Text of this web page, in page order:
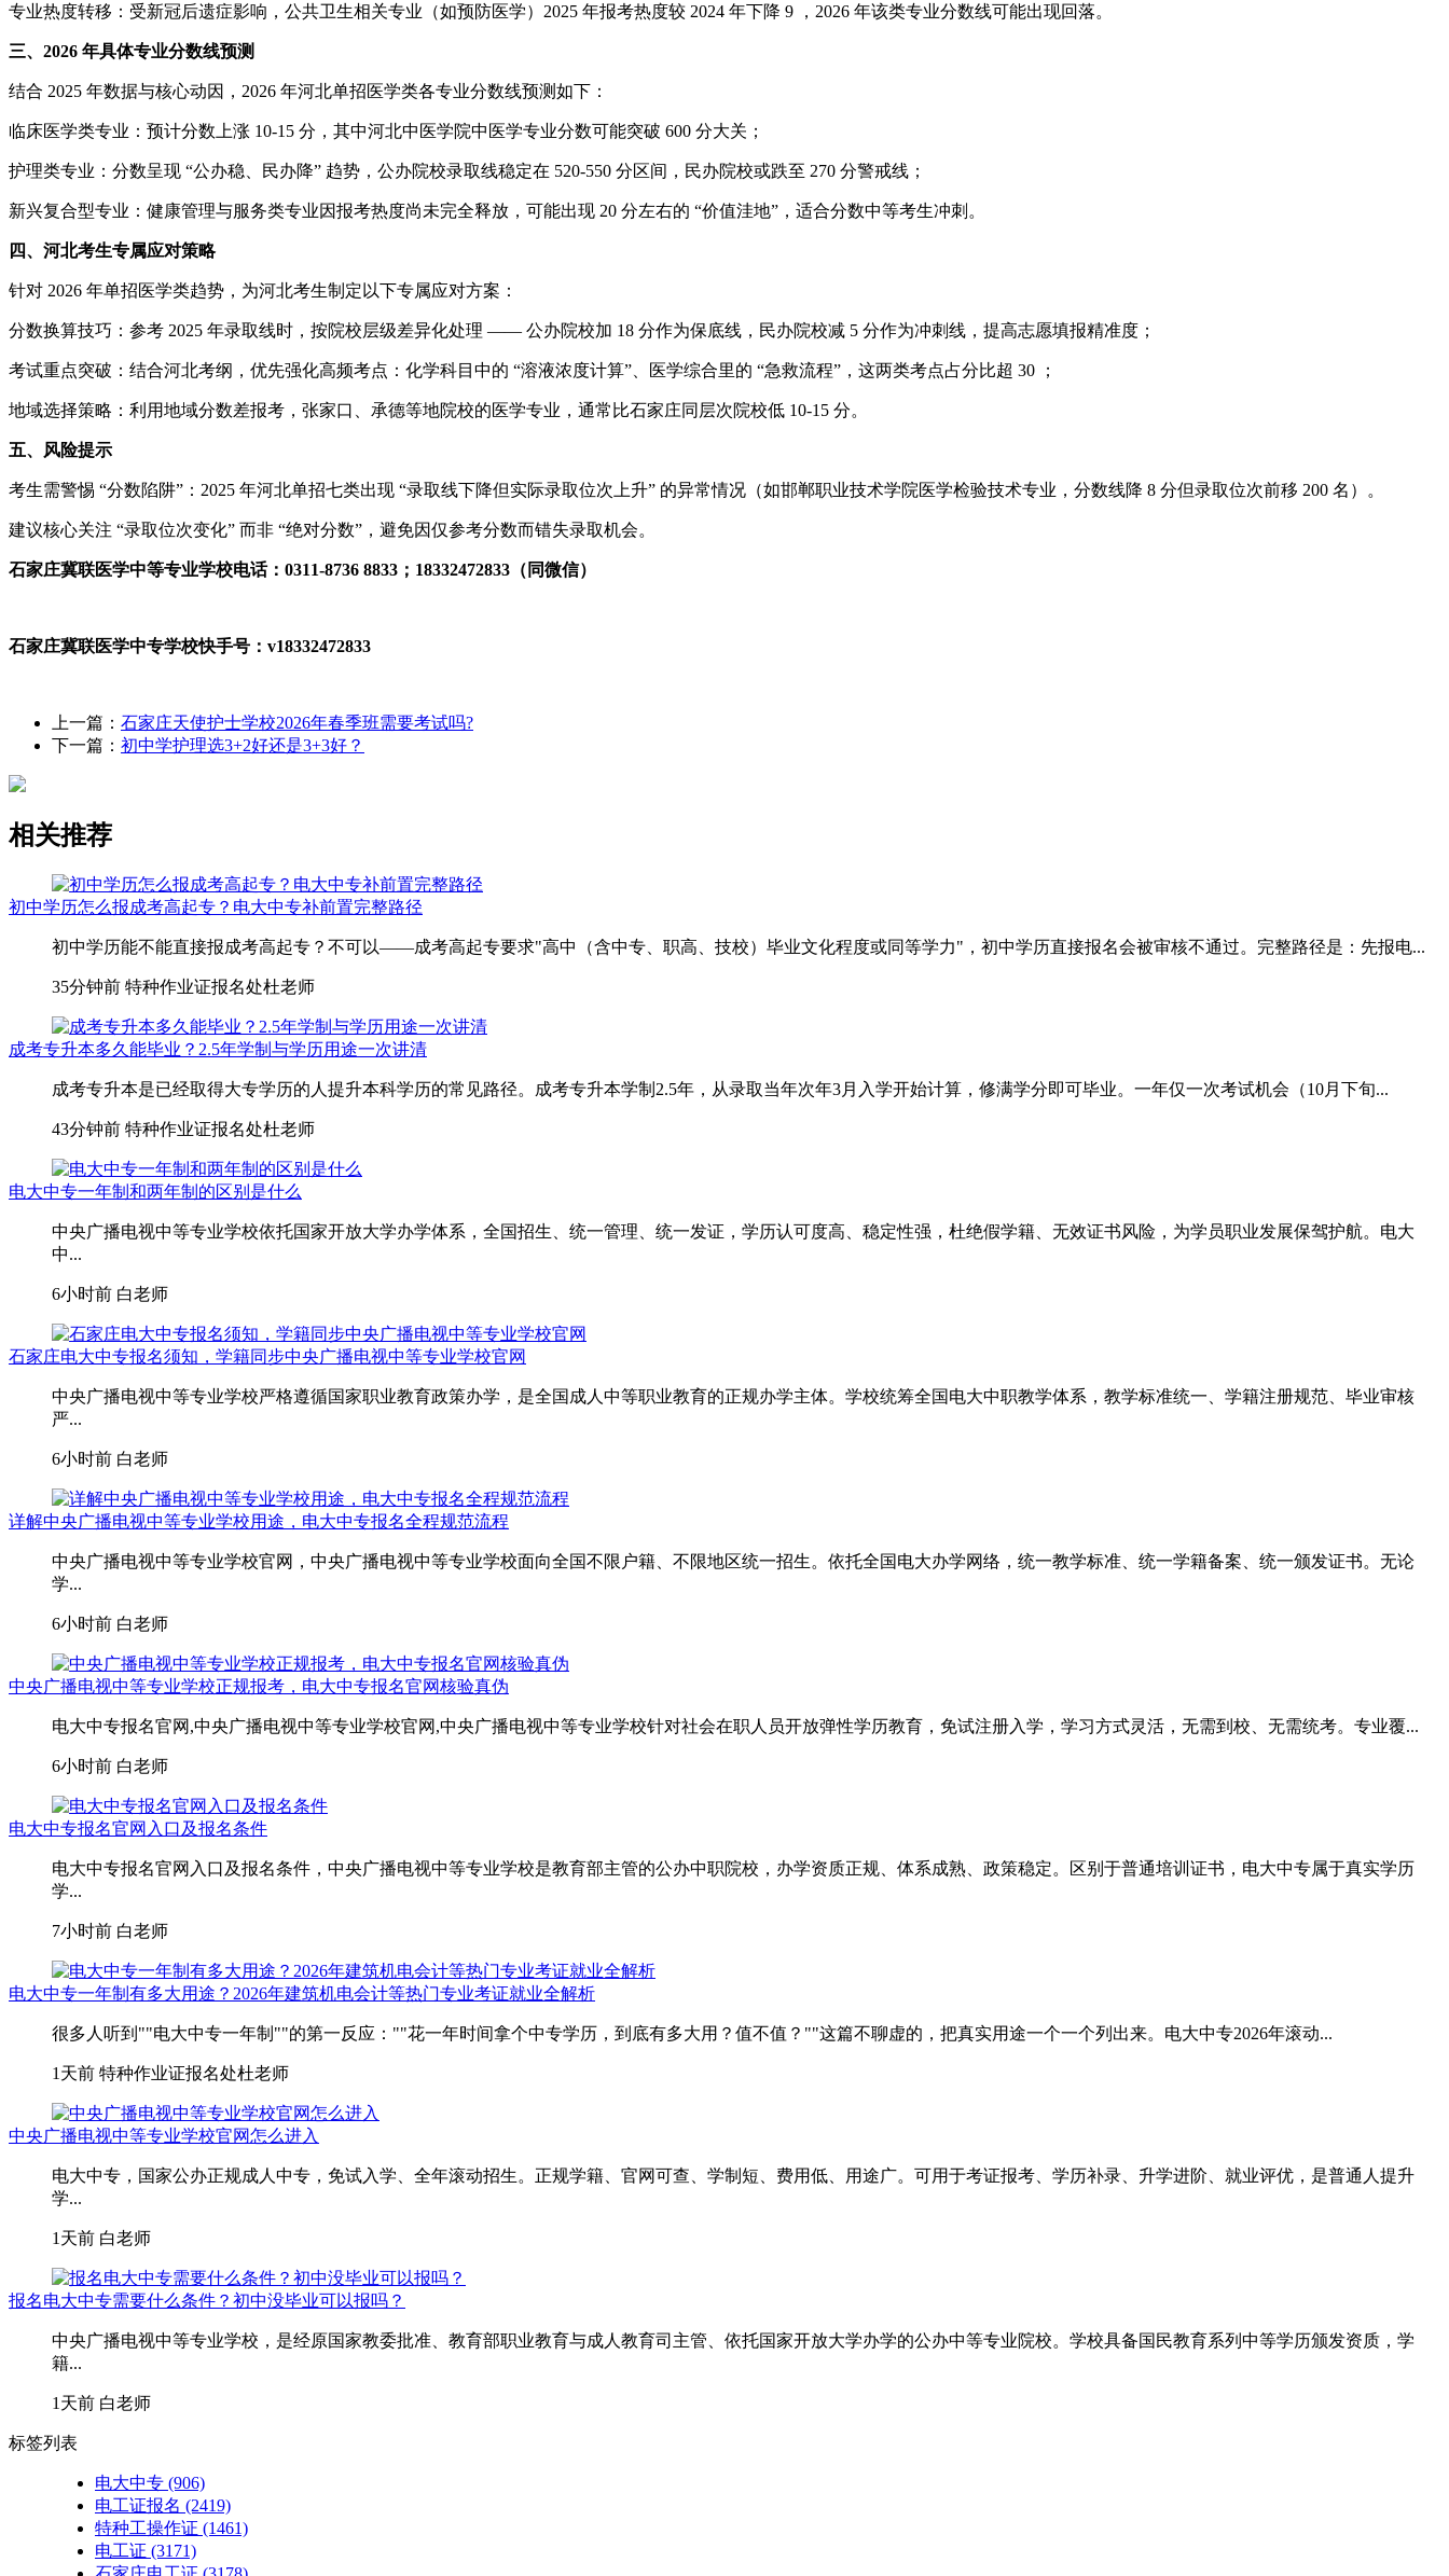
专业热度转移：受新冠后遗症影响，公共卫生相关专业（如预防医学）2025 年报考热度较 2024 年下降 9 ，2026 年该类专业分数线可能出现回落。
三、2026 年具体专业分数线预测
结合 2025 年数据与核心动因，2026 年河北单招医学类各专业分数线预测如下：
临床医学类专业：预计分数上涨 10-15 分，其中河北中医学院中医学专业分数可能突破 600 分大关；
护理类专业：分数呈现 “公办稳、民办降” 趋势，公办院校录取线稳定在 520-550 分区间，民办院校或跌至 270 分警戒线；
新兴复合型专业：健康管理与服务类专业因报考热度尚未完全释放，可能出现 20 分左右的 “价值洼地”，适合分数中等考生冲刺。
四、河北考生专属应对策略
针对 2026 年单招医学类趋势，为河北考生制定以下专属应对方案：
分数换算技巧：参考 2025 年录取线时，按院校层级差异化处理 —— 公办院校加 18 分作为保底线，民办院校减 5 分作为冲刺线，提高志愿填报精准度；
考试重点突破：结合河北考纲，优先强化高频考点：化学科目中的 “溶液浓度计算”、医学综合里的 “急救流程”，这两类考点占分比超 30 ；
地域选择策略：利用地域分数差报考，张家口、承德等地院校的医学专业，通常比石家庄同层次院校低 10-15 分。
五、风险提示
考生需警惕 “分数陷阱”：2025 年河北单招七类出现 “录取线下降但实际录取位次上升” 的异常情况（如邯郸职业技术学院医学检验技术专业，分数线降 8 分但录取位次前移 200 名）。
建议核心关注 “录取位次变化” 而非 “绝对分数”，避免因仅参考分数而错失录取机会。
石家庄冀联医学中等专业学校电话：0311-8736 8833；18332472833（同微信）
石家庄冀联医学中专学校快手号：v18332472833
上一篇： 石家庄天使护士学校2026年春季班需要考试吗?
下一篇： 初中学护理选3+2好还是3+3好？
相关推荐
初中学历怎么报成考高起专？电大中专补前置完整路径
初中学历能不能直接报成考高起专？不可以——成考高起专要求"高中（含中专、职高、技校）毕业文化程度或同等学力"，初中学历直接报名会被审核不通过。完整路径是：先报电...
35分钟前 特种作业证报名处杜老师
成考专升本多久能毕业？2.5年学制与学历用途一次讲清
成考专升本是已经取得大专学历的人提升本科学历的常见路径。成考专升本学制2.5年，从录取当年次年3月入学开始计算，修满学分即可毕业。一年仅一次考试机会（10月下旬...
43分钟前 特种作业证报名处杜老师
电大中专一年制和两年制的区别是什么
中央广播电视中等专业学校依托国家开放大学办学体系，全国招生、统一管理、统一发证，学历认可度高、稳定性强，杜绝假学籍、无效证书风险，为学员职业发展保驾护航。电大
中...
6小时前 白老师
石家庄电大中专报名须知，学籍同步中央广播电视中等专业学校官网
中央广播电视中等专业学校严格遵循国家职业教育政策办学，是全国成人中等职业教育的正规办学主体。学校统筹全国电大中职教学体系，教学标准统一、学籍注册规范、毕业审核
严...
6小时前 白老师
详解中央广播电视中等专业学校用途，电大中专报名全程规范流程
中央广播电视中等专业学校官网，中央广播电视中等专业学校面向全国不限户籍、不限地区统一招生。依托全国电大办学网络，统一教学标准、统一学籍备案、统一颁发证书。无论
学...
6小时前 白老师
中央广播电视中等专业学校正规报考，电大中专报名官网核验真伪
电大中专报名官网,中央广播电视中等专业学校官网,中央广播电视中等专业学校针对社会在职人员开放弹性学历教育，免试注册入学，学习方式灵活，无需到校、无需统考。专业覆...
6小时前 白老师
电大中专报名官网入口及报名条件
电大中专报名官网入口及报名条件，中央广播电视中等专业学校是教育部主管的公办中职院校，办学资质正规、体系成熟、政策稳定。区别于普通培训证书，电大中专属于真实学历
学...
7小时前 白老师
电大中专一年制有多大用途？2026年建筑机电会计等热门专业考证就业全解析
很多人听到""电大中专一年制""的第一反应：""花一年时间拿个中专学历，到底有多大用？值不值？""这篇不聊虚的，把真实用途一个一个列出来。电大中专2026年滚动...
1天前 特种作业证报名处杜老师
中央广播电视中等专业学校官网怎么进入
电大中专，国家公办正规成人中专，免试入学、全年滚动招生。正规学籍、官网可查、学制短、费用低、用途广。可用于考证报考、学历补录、升学进阶、就业评优，是普通人提升
学...
1天前 白老师
报名电大中专需要什么条件？初中没毕业可以报吗？
中央广播电视中等专业学校，是经原国家教委批准、教育部职业教育与成人教育司主管、依托国家开放大学办学的公办中等专业院校。学校具备国民教育系列中等学历颁发资质，学
籍...
1天前 白老师
标签列表
电大中专 (906)
电工证报名 (2419)
特种工操作证 (1461)
电工证 (3171)